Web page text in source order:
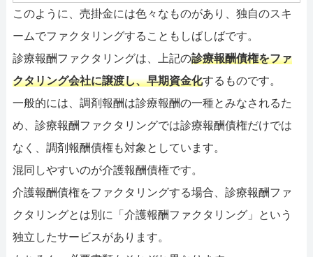
このように、売掛金には色々なものがあり、独自のスキ
ームでファクタリングすることもしばしばです。
診療報酬ファクタリングは、上記の診療報酬債権をファ
クタリング会社に譲渡し、早期資金化するものです。
一般的には、調剤報酬は診療報酬の一種とみなされるた
め、診療報酬ファクタリングでは診療報酬債権だけでは
なく、調剤報酬債権も対象としています。
混同しやすいのが介護報酬債権です。
介護報酬債権をファクタリングする場合、診療報酬ファ
クタリングとは別に「介護報酬ファクタリング」という
独立したサービスがあります。